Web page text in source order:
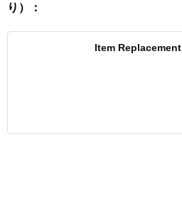
り）：
Item Replacement